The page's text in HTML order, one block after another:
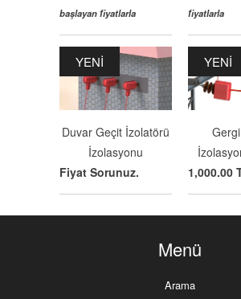
başlayan fiyatlarla
fiyatlarla
Duvar Geçit İzolatörü
İzolasyonu
Fiyat Sorunuz.
YENI
Gergi
1,000.00
YENI
Menü
Arama